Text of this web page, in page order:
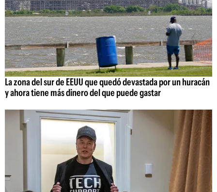
La zona del sur de EEUU que quedó devastada por un huracán
y ahora tiene más dinero del que puede gastar